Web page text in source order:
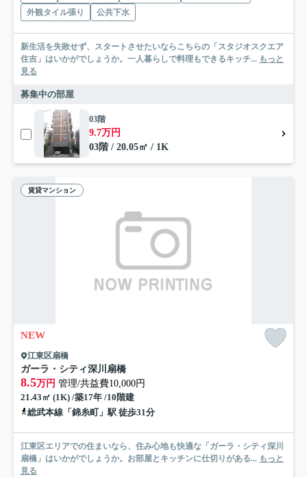
外観タイル張り
公共下水
新生活を失敗せず、スタートさせたいならこちらの「スタジオスクエア
住吉」はいかがでしょうか。一人暮らしで料理もできるキッチ... もっと
見る
募集中の部屋
03階
9.7万円
03階 / 20.05㎡ / 1K
賃貸マンション
NEW
江東区扇橋
ガーラ・シティ深川扇橋
8.5万円 管理/共益費10,000円
21.43㎡ (1K) /築17年 /10階建
総武本線「錦糸町」駅 徒歩31分
江東区エリアでの住まいなら、住み心地も快適な「ガーラ・シティ深川
扇橋」はいかがでしょうか。お部屋とキッチンに仕切りがある... もっと
見る